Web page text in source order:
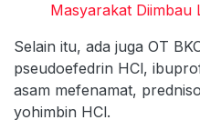
Masyarakat Diimbau
Selain itu, ada juga OT
pseudoefedrin HCl,
asam mefenamat,
yohimbin HCl.